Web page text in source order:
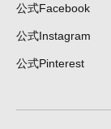
公式Facebook
公式Instagram
公式Pinterest